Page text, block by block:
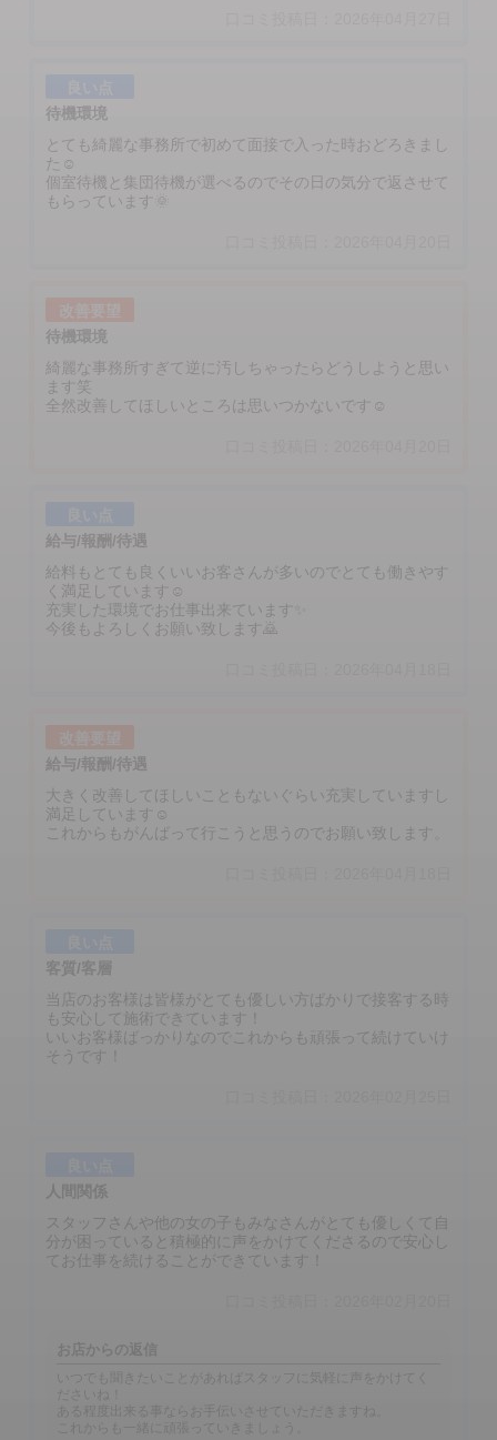
待機環境
とても綺麗な事務所で初めて面接で入った時おどろきまし
た☺️
個室待機と集団待機が選べるのでその日の気分で返させて
もらっています🌞
待機環境
綺麗な事務所すぎて逆に汚しちゃったらどうしようと思い
ます笑
全然改善してほしいところは思いつかないです☺️
給与/報酬/待遇
給料もとても良くいいお客さんが多いのでとても働きやす
く満足しています☺️
充実した環境でお仕事出来ています✨️
今後もよろしくお願い致します🙇
給与/報酬/待遇
大きく改善してほしいこともないぐらい充実していますし
満足しています☺️
これからもがんばって行こうと思うのでお願い致します。
客質/客層
当店のお客様は皆様がとても優しい方ばかりで接客する時
も安心して施術できています！
いいお客様ばっかりなのでこれからも頑張って続けていけ
そうです！
人間関係
スタッフさんや他の女の子もみなさんがとても優しくて自
分が困っていると積極的に声をかけてくださるので安心し
てお仕事を続けることができています！